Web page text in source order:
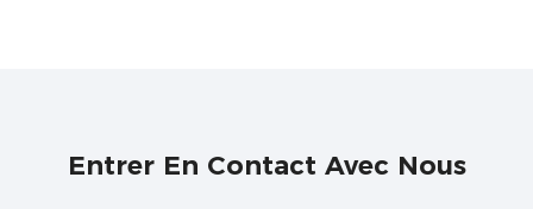
Entrer En Contact Avec Nous